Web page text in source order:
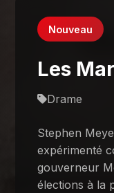
Nouveau
Les
Drame
Stephen
expérimenté
gouverneur
élections à la